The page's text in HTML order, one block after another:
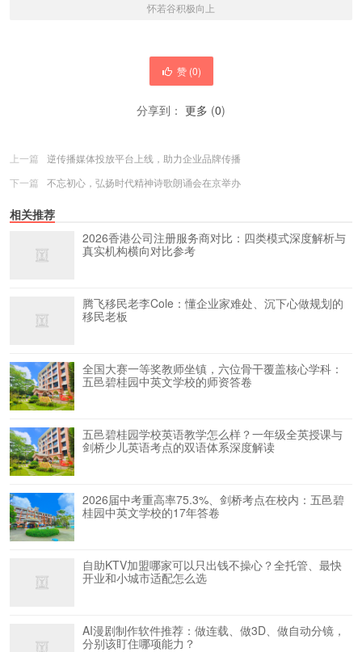
怀若谷积极向上
赞 (0)
分享到： 更多 (0)
上一篇
逆传播媒体投放平台上线，助力企业品牌传播
下一篇
不忘初心，弘扬时代精神诗歌朗诵会在京举办
相关推荐
2026香港公司注册服务商对比：四类模式深度解析与
真实机构横向对比参考
腾飞移民老李Cole：懂企业家难处、沉下心做规划的
移民老板
全国大赛一等奖教师坐镇，六位骨干覆盖核心学科：
五邑碧桂园中英文学校的师资答卷
五邑碧桂园学校英语教学怎么样？一年级全英授课与
剑桥少儿英语考点的双语体系深度解读
2026届中考重高率75.3%、剑桥考点在校内：五邑碧
桂园中英文学校的17年答卷
自助KTV加盟哪家可以只出钱不操心？全托管、最快
开业和小城市适配怎么选
AI漫剧制作软件推荐：做连载、做3D、做自动分镜，
分别该盯住哪项能力？